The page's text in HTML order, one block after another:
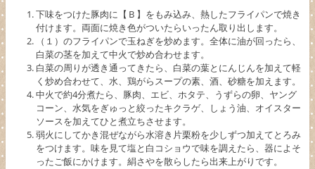
下味をつけた豚肉に【Ｂ】をもみ込み、熱したフライパンで焼き
付けます。両面に焼き色がついたらいったん取り出します。
（１）のフライパンで玉ねぎを炒めます。全体に油が回ったら、
白菜の茎を加えて中火で炒め合わせます。
白菜の周りが透き通ってきたら、白菜の葉とにんじんを加えて軽
く炒め合わせて、水、鶏がらスープの素、酒、砂糖を加えます。
中火で約4分煮たら、豚肉、エビ、ホタテ、うずらの卵、ヤング
コーン、水気をぎゅっと絞ったキクラゲ、しょう油、オイスター
ソースを加えてひと煮立ちさせます。
弱火にしてかき混ぜながら水溶き片栗粉を少しずつ加えてとろみ
をつけます。味を見て塩と白コショウで味を調えたら、器によそ
ったご飯にかけます。絹さやを散らしたら出来上がりです。